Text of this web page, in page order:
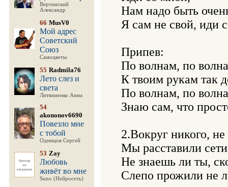
Вертинский
Александр
66 MusV0
Мой адрес
Советский
Союз
Самоцветы
55 Radmila76
Лето слез и
света
Литвиненко Анна
54
akononov6690
Повезло мне
с тобой
Одинцов Сергей
53 Zay
Любовь
живёт во мне
Suno (Нейросеть)
Нам надо быть
Я сам не свой, иди
Припев:
По волнам, по
К твоим рукам так
По волнам, по
Знаю сам, что
2.Вокруг никого,
Мы расставили
Не знаешь ли ты,
Слепо прожили не